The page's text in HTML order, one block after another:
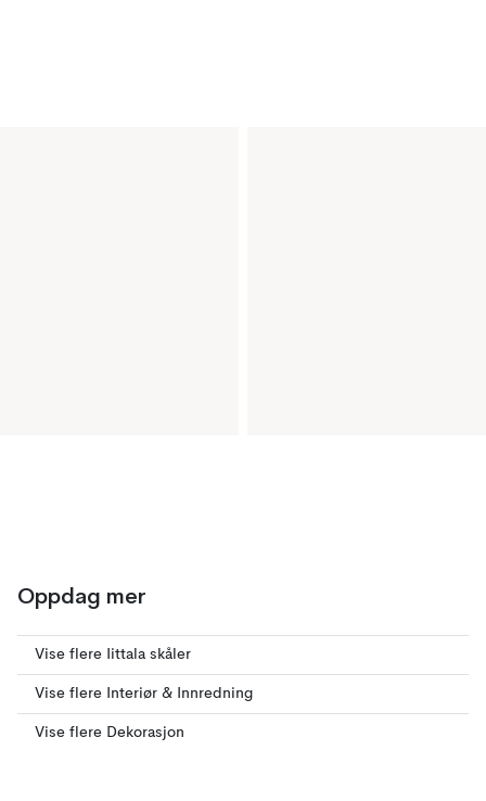
Oppdag mer
Vise flere Iittala skåler
Vise flere Interiør & Innredning
Vise flere Dekorasjon